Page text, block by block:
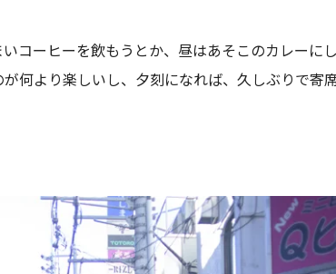
コーヒーを飲もうとか、昼はあそこのカレーに
何より楽しいし、夕刻になれば、久しぶりで寄